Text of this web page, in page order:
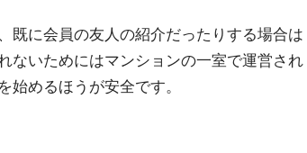
既に会員の友人の紹介だったりする場合は
ないためにはマンションの一室で運営され
始めるほうが安全です。